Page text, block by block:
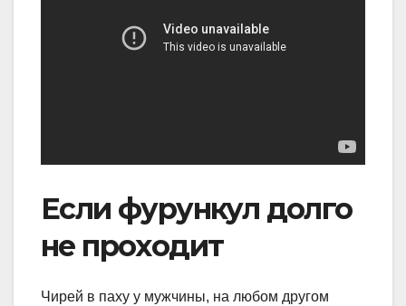
Если фурункул долго
не проходит
Чирей в паху у мужчины, на любом другом